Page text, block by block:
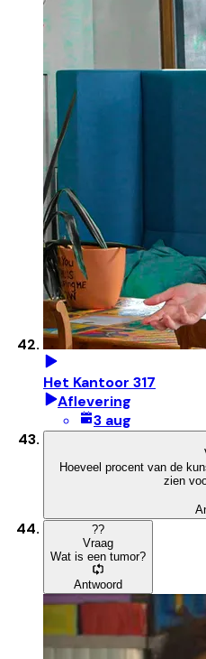
Het Kantoor 317
Aflevering
3 aug
Hoeveel procent van de
zien
??
Vraag
Wat is een tumor?
Antwoord